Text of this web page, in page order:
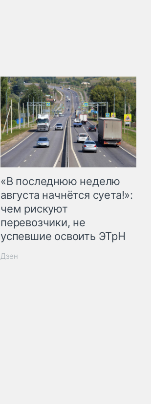
«В последнюю неделю
августа начнётся суета!»:
чем рискуют
перевозчики, не
успевшие освоить ЭТрН
Дзен